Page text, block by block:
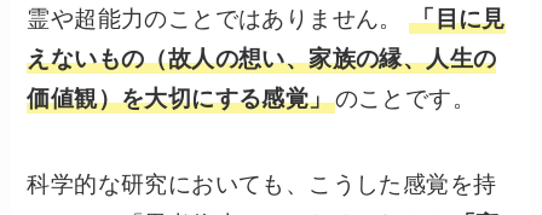
霊や超能力のことではありません。「目に見
えないもの（故人の想い、家族の縁、人生の
価値観）を大切にする感覚」のことです。
科学的な研究においても、こうした感覚を持